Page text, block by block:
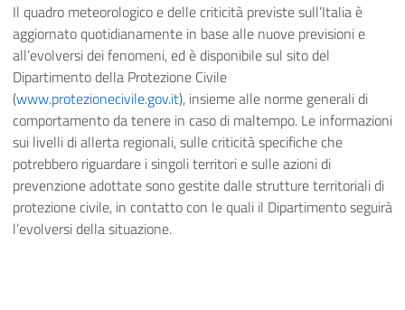
Il quadro meteorologico e delle criticità previste sull’Italia è
aggiornato quotidianamente in base alle nuove previsioni e
all’evolversi dei fenomeni, ed è disponibile sul sito del
Dipartimento della Protezione Civile
(www.protezionecivile.gov.it), insieme alle norme generali di
comportamento da tenere in caso di maltempo. Le informazioni
sui livelli di allerta regionali, sulle criticità specifiche che
potrebbero riguardare i singoli territori e sulle azioni di
prevenzione adottate sono gestite dalle strutture territoriali di
protezione civile, in contatto con le quali il Dipartimento seguirà
l’evolversi della situazione.